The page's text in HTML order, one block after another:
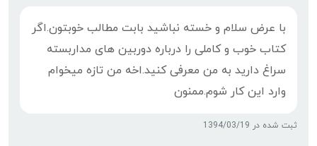
با عرض سلام و خسته نباشید بابت مطالب خوبتون.اگر
کتاب خوب و کاملی را درباره دوربین های مداربسته
سراغ دارید به من معرفی کنید.اخه من تازه میخوام
وارد این کار شوم.ممنون
ثبت شده در 1394/03/19